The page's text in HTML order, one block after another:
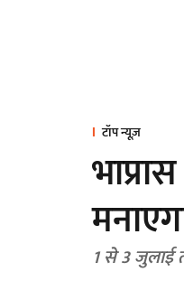
टॉप न्यूज़
1 से 3 जुलाई